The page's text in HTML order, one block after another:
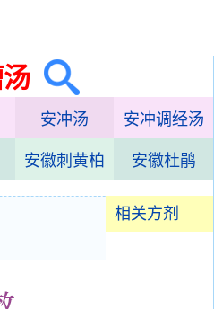
安冲汤 安冲调经汤
安徽刺黄柏 安徽杜鹃
相关方剂